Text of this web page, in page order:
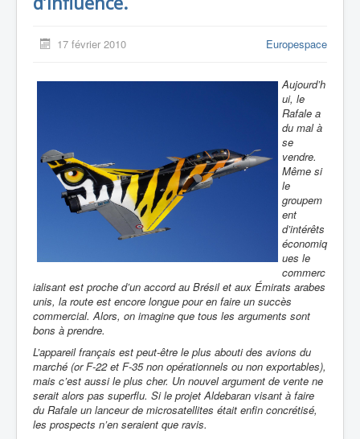
17 février 2010 Europespace
Aujourd’h
ui, le
Rafale a
du mal à
se
vendre.
Même si
le
groupem
ent
d’intérêts
économiq
ues le
commerc
ialisant est proche d’un accord au Brésil et aux Émirats arabes
unis, la route est encore longue pour en faire un succès
commercial. Alors, on imagine que tous les arguments sont
bons à prendre.
L’appareil français est peut-être le plus abouti des avions du
marché (or F-22 et F-35 non opérationnels ou non exportables),
mais c’est aussi le plus cher. Un nouvel argument de vente ne
serait alors pas superflu. Si le projet Aldebaran visant à faire
du Rafale un lanceur de microsatellites était enfin concrétisé,
les prospects n’en seraient que ravis.